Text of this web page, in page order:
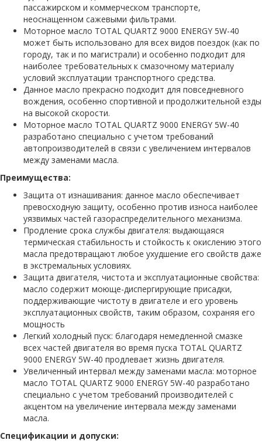
пассажирском и коммерческом транспорте,
неоснащенном сажевыми фильтрами.
Моторное масло TOTAL QUARTZ 9000 ENERGY 5W-40
может быть использовано для всех видов поездок (как по
городу, так и по магистрали) и особенно подходит для
наиболее требовательных к смазочному материалу
условий эксплуатации транспортного средства.
Данное масло прекрасно подходит для повседневного
вождения, особенно спортивной и продолжительной езды
на высокой скорости.
Моторное масло TOTAL QUARTZ 9000 ENERGY 5W-40
разработано специально с учетом требований
автопроизводителей в связи с увеличением интервалов
между заменами масла.
Преимущества:
Защита от изнашивания: данное масло обеспечивает
превосходную защиту, особенно против износа наиболее
уязвимых частей газораспределительного механизма.
Продление срока службы двигателя: выдающаяся
термическая стабильность и стойкость к окислению этого
масла предотвращают любое ухудшение его свойств даже
в экстремальных условиях.
Защита двигателя, чистота и эксплуатационные свойства:
масло содержит моюще-диспергирующие присадки,
поддерживающие чистоту в двигателе и его уровень
эксплуатационных свойств, таким образом, сохраняя его
мощность
Легкий холодный пуск: благодаря немедленной смазке
всех частей двигателя во время пуска TOTAL QUARTZ
9000 ENERGY 5W-40 продлевает жизнь двигателя.
Увеличенный интервал между заменами масла: моторное
масло TOTAL QUARTZ 9000 ENERGY 5W-40 разработано
специально с учетом требований производителей с
акцентом на увеличение интервала между заменами
масла.
Спецификации и допуски: